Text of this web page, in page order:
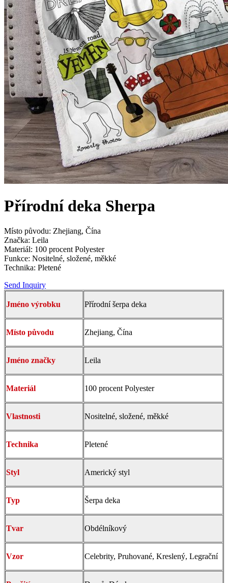
Přírodní deka Sherpa
Místo původu: Zhejiang, Čína
Značka: Leila
Materiál: 100 procent Polyester
Funkce: Nositelné, složené, měkké
Technika: Pletené
Send Inquiry
Jméno výrobku Přírodní šerpa deka
Místo původu Zhejiang, Čína
Jméno značky Leila
Materiál 100 procent Polyester
Vlastnosti Nositelné, složené, měkké
Technika Pletené
Styl Americký styl
Typ Šerpa deka
Tvar Obdélníkový
Vzor Celebrity, Pruhované, Kreslený, Legrační